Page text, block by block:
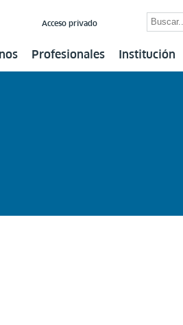
Acceso privado
Profesionales Institución